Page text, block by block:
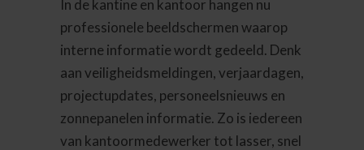
In de kantine en kantoor hangen nu
professionele beeldschermen waarop
interne informatie wordt gedeeld. Denk
aan veiligheidsmeldingen, verjaardagen,
projectupdates, personeelsnieuws en
zonnepanelen informatie. Zo is iedereen
van kantoormedewerker tot lasser, snel